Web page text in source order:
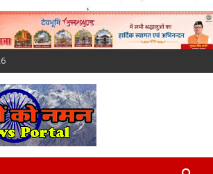
Today, Breaking